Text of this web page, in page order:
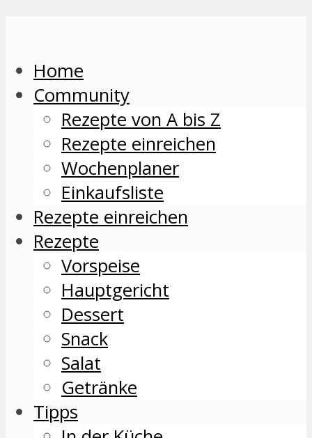
Home
Community
Rezepte von A bis Z
Rezepte einreichen
Wochenplaner
Einkaufsliste
Rezepte einreichen
Rezepte
Vorspeise
Hauptgericht
Dessert
Snack
Salat
Getränke
Tipps